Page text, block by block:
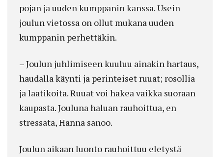
pojan ja uuden kumppanin kanssa. Usein
joulun vietossa on ollut mukana uuden
kumppanin perhettäkin.
– Joulun juhlimiseen kuuluu ainakin hartaus,
haudalla käynti ja perinteiset ruuat; rosollia
ja laatikoita. Ruuat voi hakea vaikka suoraan
kaupasta. Jouluna haluan rauhoittua, en
stressata, Hanna sanoo.
Joulun aikaan luonto rauhoittuu eletystä